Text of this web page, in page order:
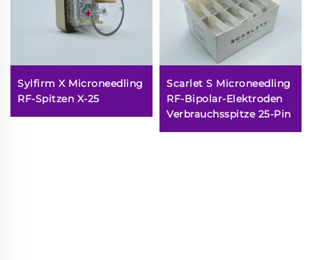
Sylfirm X Microneedling
RF-Spitzen X-25
Scarlet S Microneedling
RF-Bipolar-Elektroden
Verbrauchsspitze 25-Pin